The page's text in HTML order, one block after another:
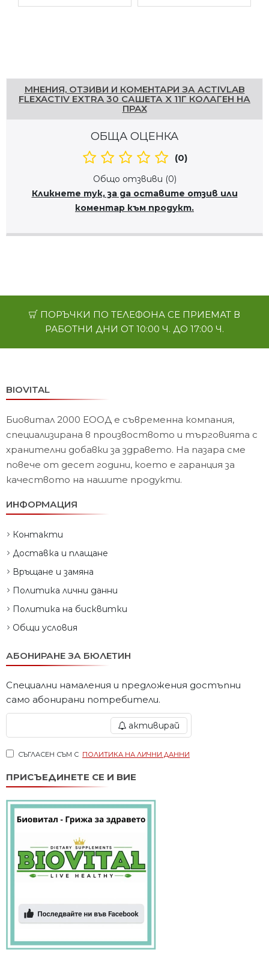
МНЕНИЯ, ОТЗИВИ И КОМЕНТАРИ ЗА ACTIVLAB
FLEXACTIV EXTRA 30 САШЕТА X 11Г КОЛАГЕН НА
ПРАХ
ОБЩА ОЦЕНКА
(0)
Общо отзвиви (0)
Кликнете тук, за да оставите отзив или
коментар към продукт.
ПОРЪЧКИ ПО ТЕЛЕФОНА СЕ ПРИЕМАТ В
РАБОТНИ ДНИ ОТ 10:00 Ч. ДО 17:00 Ч.
BIOVITAL
Биовитал 2000 ЕООД е съвременна компания,
специализирана в произвоството и търговията с
хранителни добавки за здравето. На пазара сме
повече от десет години, което е гаранция за
качеството на нашите продукти.
ИНФОРМАЦИЯ
Контакти
Доставка и плащане
Връщане и замяна
Политика лични данни
Политика на бисквитки
Общи условия
АБОНИРАНЕ ЗА БЮЛЕТИН
Специални намаления и предложения достъпни
само абонирани потребители.
активирай
СЪГЛАСЕН СЪМ С ПОЛИТИКА НА ЛИЧНИ ДАННИ
ПРИСЪЕДИНЕТЕ СЕ И ВИЕ